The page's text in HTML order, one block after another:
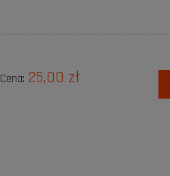
Cena: 25,00 zł